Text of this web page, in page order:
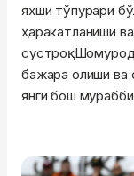
яхши тўпурари
ҳаракатланиши
сустроқ.
бажара олиши ва
янги бош